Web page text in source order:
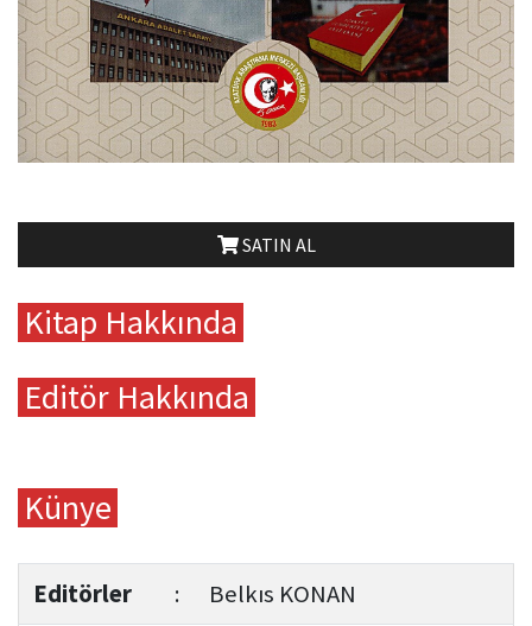
SATIN AL
Kitap Hakkında
Editör Hakkında
Künye
Editörler :
Belkıs KONAN